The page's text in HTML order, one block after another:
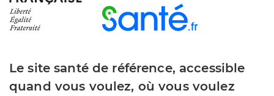
Le site santé de référence, accessible
quand vous voulez, où vous voulez